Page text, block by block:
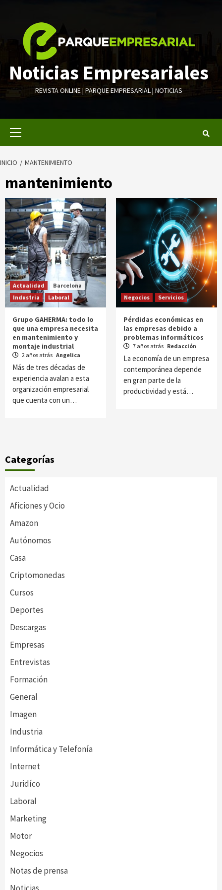
contenido
Noticias Empresariales
REVISTA ONLINE | PARQUE EMPRESARIAL | NOTICIAS
INICIO MANTENIMIENTO
mantenimiento
Actualidad
Barcelona
Industria
Laboral
Grupo GAHERMA: todo lo
que una empresa necesita
en mantenimiento y
montaje industrial
2 años atrás Angelica
Más de tres décadas de
experiencia avalan a esta
organización empresarial
que cuenta con un…
Negocios Servicios
Pérdidas económicas en
las empresas debido a
problemas informáticos
7 años atrás Redacción
La economía de un empresa
contemporánea depende
en gran parte de la
productividad y está…
Categorías
Actualidad
Aficiones y Ocio
Amazon
Autónomos
Casa
Criptomonedas
Cursos
Deportes
Descargas
Empresas
Entrevistas
Formación
General
Imagen
Industria
Informática y Telefonía
Internet
Juridíco
Laboral
Marketing
Motor
Negocios
Notas de prensa